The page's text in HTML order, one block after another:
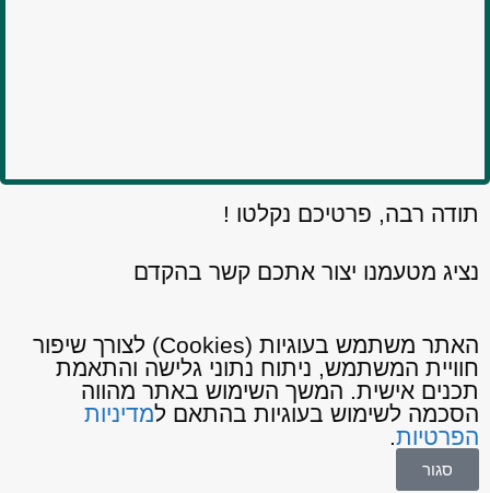
תודה רבה, פרטיכם נקלטו !
נציג מטעמנו יצור אתכם קשר בהקדם
האתר משתמש בעוגיות (Cookies) לצורך שיפור
חוויית המשתמש, ניתוח נתוני גלישה והתאמת
תכנים אישית. המשך השימוש באתר מהווה
הסכמה לשימוש בעוגיות בהתאם למדיניות
הפרטיות.
סגור